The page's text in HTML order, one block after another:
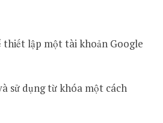
thiết lập một tài khoản Google
sử dụng từ khóa một cách